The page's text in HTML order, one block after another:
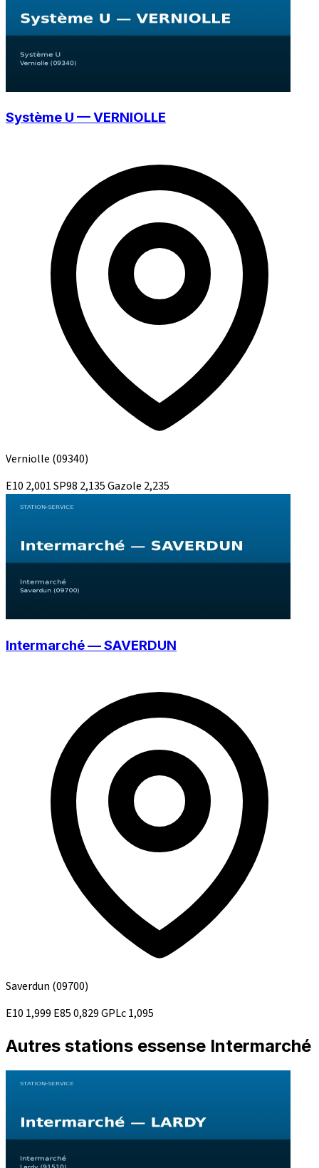
Système U — VERNIOLLE
Verniolle (09340)
E10 2,001SP98 2,135Gazole 2,235
Intermarché — SAVERDUN
Saverdun (09700)
E10 1,999 E850,829GPLc1,095
Autres stations essense Intermarché